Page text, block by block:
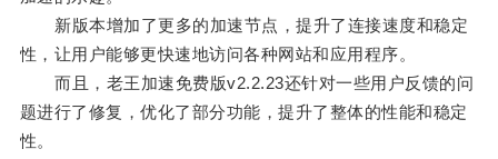
新版本增加了更多的加速节点，提升了连接速度和稳定
性，让用户能够更快速地访问各种网站和应用程序。
而且，老王加速免费版v2.2.23还针对一些用户反馈的问
题进行了修复，优化了部分功能，提升了整体的性能和稳定
性。